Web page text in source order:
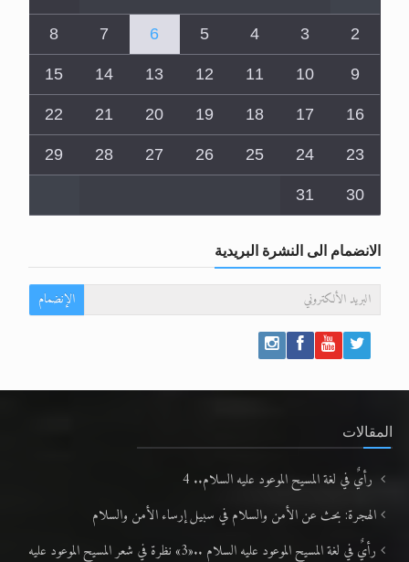
2
3
4
5
6
7
8
9
10
11
12
13
14
15
16
17
18
19
20
21
22
23
24
25
26
27
28
29
30
31
الانضمام الى النشرة البريدية
الإنضمام
المقالات
رأيٌ في لغة المسيح الموعود عليه السلام.. 4
الهجرة: بحث عن الأمن والسلام في سبيل إرساء الأمن والسلام
رأيٌ في لغة المسيح الموعود عليه السلام ..«3» نظرة في شعر المسيح الموعود عليه